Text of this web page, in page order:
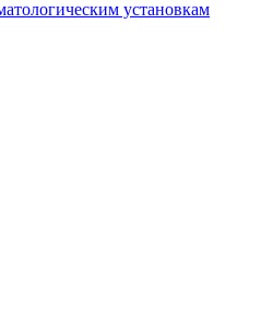
установкам